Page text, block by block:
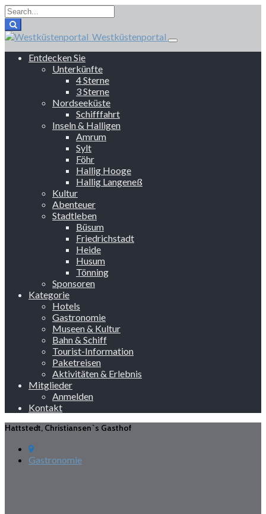
Westküstenportal
Entdecken Sie
Unterkünfte
4 Sterne
3 Sterne
Nordseeküste
Schifffahrt
Inseln & Halligen
Amrum
Sylt
Föhr
Hallig Hooge
Hallig Langeneß
Kultur
Abenteuer
Stadtleben
Büsum
Friedrichstadt
Heide
Husum
Tönning
Sponsoren
Kategorie
Hotels
Gastronomie
Museen & Kultur
Bahn & Schiff
Tourist-Information
Paketreisen
Aktivitäten & Erlebnis
Mitglieder
Anmelden
Kontakt
Hattstedt, Christiansen`s Gasthof
Gastronomie